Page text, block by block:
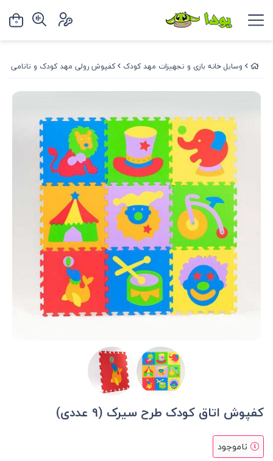
وسایل خانه بازی و تجهیزات مهد کودک کفپوش رولی مهد کودک و تاتامی
کفپوش اتاق کودک طرح سیرک (9 عددی)
ناموجود
0